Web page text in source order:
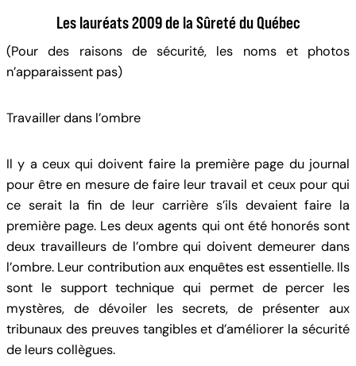
Les lauréats 2009 de la Sûreté du Québec
(Pour des raisons de sécurité, les noms et photos
n’apparaissent pas)
Travailler dans l’ombre
Il y a ceux qui doivent faire la première page du journal
pour être en mesure de faire leur travail et ceux pour qui
ce serait la fin de leur carrière s’ils devaient faire la
première page. Les deux agents qui ont été honorés sont
deux travailleurs de l’ombre qui doivent demeurer dans
l’ombre. Leur contribution aux enquêtes est essentielle. Ils
sont le support technique qui permet de percer les
mystères, de dévoiler les secrets, de présenter aux
tribunaux des preuves tangibles et d’améliorer la sécurité
de leurs collègues.